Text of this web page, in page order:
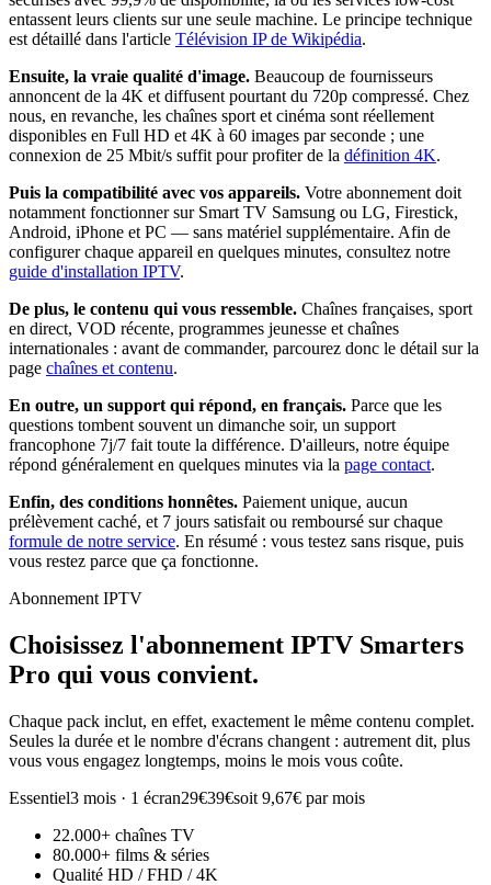
entassent leurs clients sur une seule machine. Le principe technique
est détaillé dans l'article Télévision IP de Wikipédia.
Ensuite, la vraie qualité d'image. Beaucoup de fournisseurs
annoncent de la 4K et diffusent pourtant du 720p compressé. Chez
nous, en revanche, les chaînes sport et cinéma sont réellement
disponibles en Full HD et 4K à 60 images par seconde ; une
connexion de 25 Mbit/s suffit pour profiter de la définition 4K.
Puis la compatibilité avec vos appareils. Votre abonnement doit
notamment fonctionner sur Smart TV Samsung ou LG, Firestick,
Android, iPhone et PC — sans matériel supplémentaire. Afin de
configurer chaque appareil en quelques minutes, consultez notre
guide d'installation IPTV.
De plus, le contenu qui vous ressemble. Chaînes françaises, sport
en direct, VOD récente, programmes jeunesse et chaînes
internationales : avant de commander, parcourez donc le détail sur la
page chaînes et contenu.
En outre, un support qui répond, en français. Parce que les
questions tombent souvent un dimanche soir, un support
francophone 7j/7 fait toute la différence. D'ailleurs, notre équipe
répond généralement en quelques minutes via la page contact.
Enfin, des conditions honnêtes. Paiement unique, aucun
prélèvement caché, et 7 jours satisfait ou remboursé sur chaque
formule de notre service. En résumé : vous testez sans risque, puis
vous restez parce que ça fonctionne.
Abonnement IPTV
Choisissez l'abonnement IPTV Smarters
Pro qui vous convient.
Chaque pack inclut, en effet, exactement le même contenu complet.
Seules la durée et le nombre d'écrans changent : autrement dit, plus
vous vous engagez longtemps, moins le mois vous coûte.
Essentiel3 mois · 1 écran29€39€soit 9,67€ par mois
22.000+ chaînes TV
80.000+ films & séries
Qualité HD / FHD / 4K